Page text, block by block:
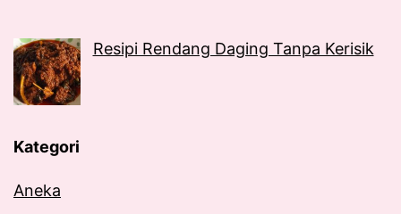
Resipi Rendang Daging Tanpa Kerisik
Kategori
Aneka